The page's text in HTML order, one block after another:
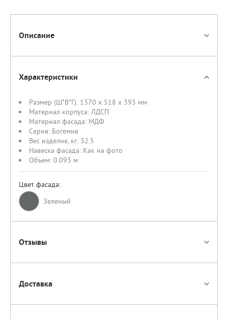
Описание
Характеристики
Размер (Ш*В*Г): 1370 x 518 x 393 мм
Материал корпуса: ЛДСП
Материал фасада: МДФ
Серия: Богемия
Вес изделия, кг: 32.5
Навеска фасада: Как на фото
Объем: 0.093 м
Цвет фасада:
Зеленый
Отзывы
Доставка